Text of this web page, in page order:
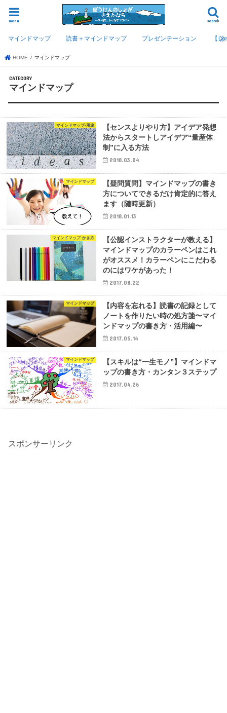
search
menu
マインドマップ 読書＋マインドマップ プレゼンテーション 【
HOME マインドマップ
マインドマップ
マインドマップ-用途
【センスよりやり方】アイデア発想
法からスタートしアイデア“量産体
制”に入る方法
2018.03.04
マインドマップ
【疑問質問】マインドマップの書き
方についてできるだけ肯定的に答え
ます（随時更新）
2018.01.13
マインドマップ-かき方
【公認インストラクターが教える】
マインドマップのカラーペンはこれ
がオススメ！カラーペンにこだわる
のにはワケがあった！
2017.08.22
マインドマップ
【内容を忘れる】読書の記録として
ノートを作りたい時の処方箋〜マイ
ンドマップの書き方・活用編〜
2017.05.14
マインドマップ
【スキルは“一生モノ”】マインドマ
ップの書き方・カンタン３ステップ
2017.04.26
スポンサーリンク